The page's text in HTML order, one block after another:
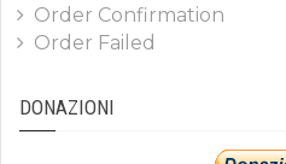
Order Confirmation
Order Failed
DONAZIONI